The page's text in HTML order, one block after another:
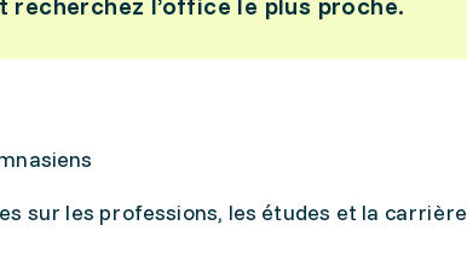
sur les professions, les études et la carrière